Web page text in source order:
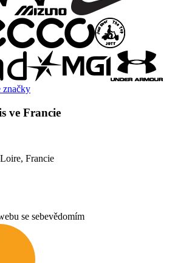
značky
ve Francie
Francie
se sebevědomím